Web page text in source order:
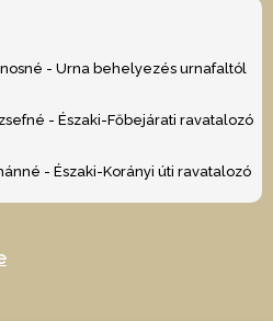
- Urna behelyezés urnafaltól
- Északi-Főbejárati ravatalozó
- Északi-Korányi úti ravatalozó